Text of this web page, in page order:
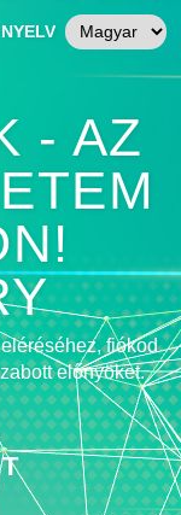
- AZ
fiókod
előnyöket.
NYELV